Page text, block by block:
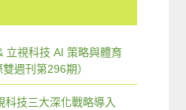
立視科技 AI 策略與體育
週刊第296期）
科技三大深化戰略導入